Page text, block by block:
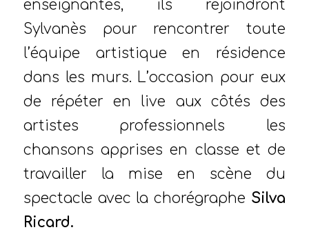
enseignantes, ils rejoindront
Sylvanès pour rencontrer toute
l’équipe artistique en résidence
dans les murs. L’occasion pour eux
de répéter en live aux côtés des
artistes professionnels les
chansons apprises en classe et de
travailler la mise en scène du
spectacle avec la chorégraphe Silva
Ricard.